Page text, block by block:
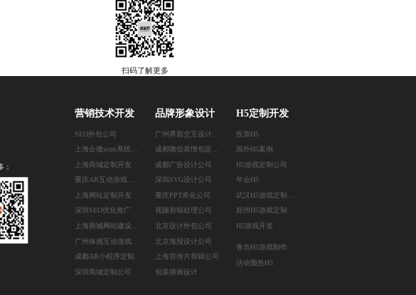
扫码了解更多
：
营销技术开发
SEO外包公司
上海企微scrm系统开发
上海商城定制开发
重庆AR互动游戏开发
上海网站定制开发
深圳SEO优化推广
成都AR小程序定制
深圳商城定制公司
品牌形象设计
成都微信表情包定制公司
成都广告设计公司
深圳SVG设计公司
重庆PPT美化公司
视频剪辑处理公司
北京设计外包公司
北京海报设计公司
上海宣传片剪辑公司
包装插画设计
H5定制开发
投票H5
国外H5案例
H5游戏定制公司
年会H5
郑州H5游戏定制
H5游戏开发
青岛H5游戏制作
活动预热H5